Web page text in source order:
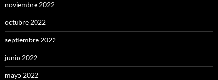
noviembre 2022
octubre 2022
septiembre 2022
junio 2022
mayo 2022